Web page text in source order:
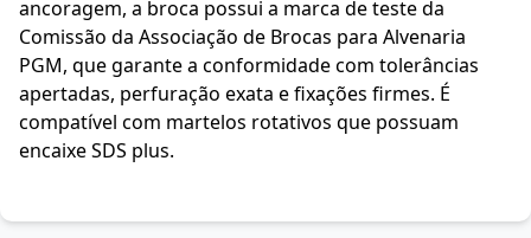
ancoragem, a broca possui a marca de teste da
Comissão da Associação de Brocas para Alvenaria
PGM, que garante a conformidade com tolerâncias
apertadas, perfuração exata e fixações firmes. É
compatível com martelos rotativos que possuam
encaixe SDS plus.